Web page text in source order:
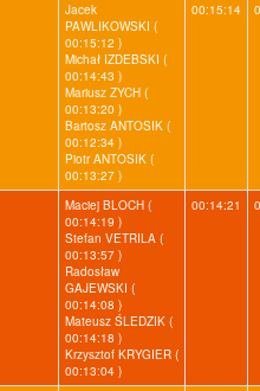
Jacek
PAWLIKOWSKI (
00:15:12 )
Michał IZDEBSKI (
00:14:43 )
Mariusz ZYCH (
00:13:20 )
Bartosz ANTOSIK (
00:12:34 )
Piotr ANTOSIK (
00:13:27 )
00:15:14
Maciej BLOCH (
00:14:19 )
Stefan VETRILA (
00:13:57 )
Radosław
GAJEWSKI (
00:14:08 )
Mateusz ŚLEDZIK (
00:14:18 )
Krzysztof KRYGIER (
00:13:04 )
00:14:21